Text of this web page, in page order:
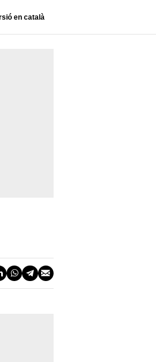
en català